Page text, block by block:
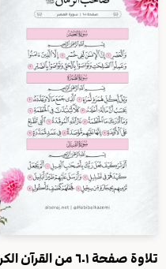
تلاوة صفحة ٦٠١ من القرآن الكريم: